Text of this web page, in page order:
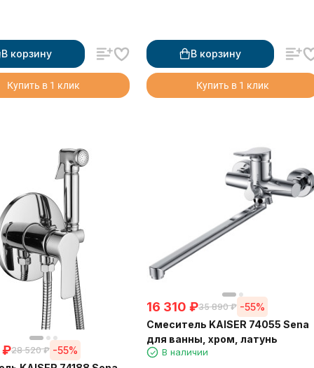
В корзину
Купить в 1 клик
В корзину
Купить в 1 клик
₽28 520 ₽ -55%
16 310 ₽35 890 ₽ -55%
Смеситель KAISER 74055 Sena
для ванны, хром, латунь
В наличии